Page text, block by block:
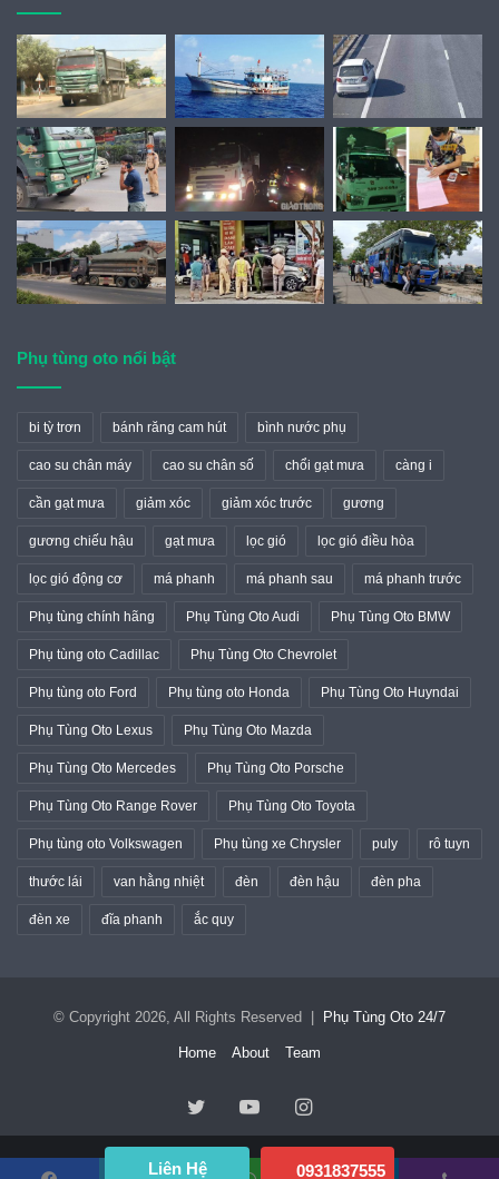
Phụ tùng oto nổi bật
bi tỳ trơn bánh răng cam hút bình nước phụ
cao su chân máy cao su chân số chổi gạt mưa càng i
cần gạt mưa giảm xóc giảm xóc trước gương
gương chiếu hậu gạt mưa lọc gió lọc gió điều hòa
lọc gió động cơ má phanh má phanh sau má phanh trước
Phụ tùng chính hãng Phụ Tùng Oto Audi Phụ Tùng Oto BMW
Phụ tùng oto Cadillac Phụ Tùng Oto Chevrolet
Phụ tùng oto Ford Phụ tùng oto Honda Phụ Tùng Oto Huyndai
Phụ Tùng Oto Lexus Phụ Tùng Oto Mazda
Phụ Tùng Oto Mercedes Phụ Tùng Oto Porsche
Phụ Tùng Oto Range Rover Phụ Tùng Oto Toyota
Phụ tùng oto Volkswagen Phụ tùng xe Chrysler puly rô tuyn
thước lái van hằng nhiệt đèn đèn hậu đèn pha
đèn xe đĩa phanh ắc quy
© Copyright 2026, All Rights Reserved | Phụ Tùng Oto 24/7
Home About Team
TwitterYouTubeInstagram
Liên Hệ 0931837555